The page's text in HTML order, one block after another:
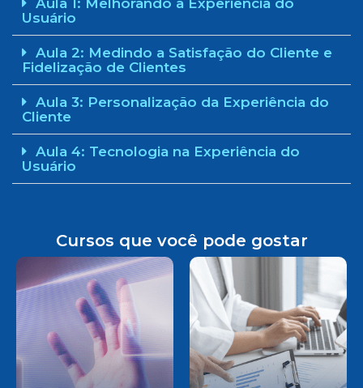
Aula 1: Melhorando a Experiência do
Usuário
Aula 2: Medindo a Satisfação do Cliente e
Fidelização de Clientes
Aula 3: Personalização da Experiência do
Cliente
Aula 4: Tecnologia na Experiência do
Usuário
Cursos que você pode gostar